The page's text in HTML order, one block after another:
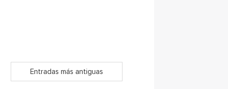
Entradas más antiguas